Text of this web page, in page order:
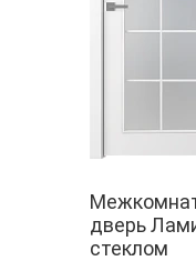
дверь
стеклом